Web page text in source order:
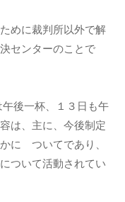
めに裁判所以外で解
センターのことで
後一杯、１３日も午
は、主に、今後制定
に ついてであり、
ついて活動されてい